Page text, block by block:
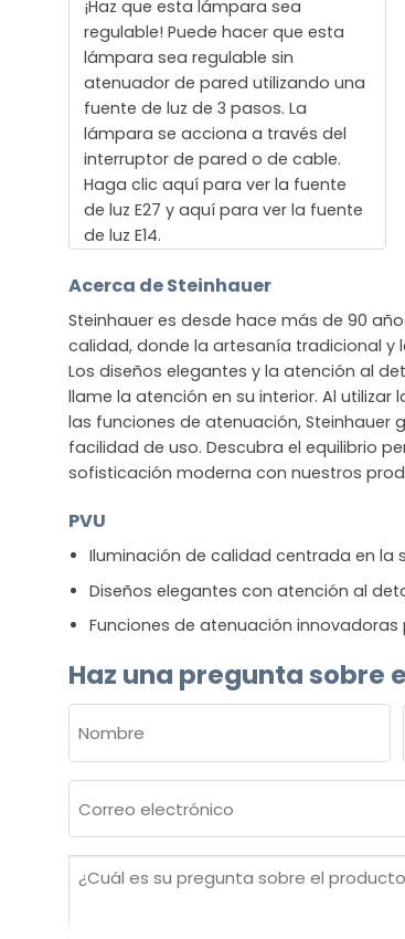
¡Haz que esta lámpara sea
regulable! Puede hacer que esta
lámpara sea regulable sin
atenuador de pared utilizando una
fuente de luz de 3 pasos. La
lámpara se acciona a través del
interruptor de pared o de cable.
Haga clic aquí para ver la fuente
de luz E27 y aquí para ver la fuente
de luz E14.
Acerca de Steinhauer
Steinhauer es desde hace más de 90
calidad, donde la artesanía tradicional y
Los diseños elegantes y la atención al
llame la atención en su interior. Al
las funciones de atenuación, Steinhauer
facilidad de uso. Descubra el equilibrio
sofisticación moderna con nuestros
PVU
Iluminación de calidad centrada en la
Diseños elegantes con atención al
Funciones de atenuación
Haz una pregunta sobre
(OBLIGATORIO)
Nombre
electrónico
¿Cuál
su